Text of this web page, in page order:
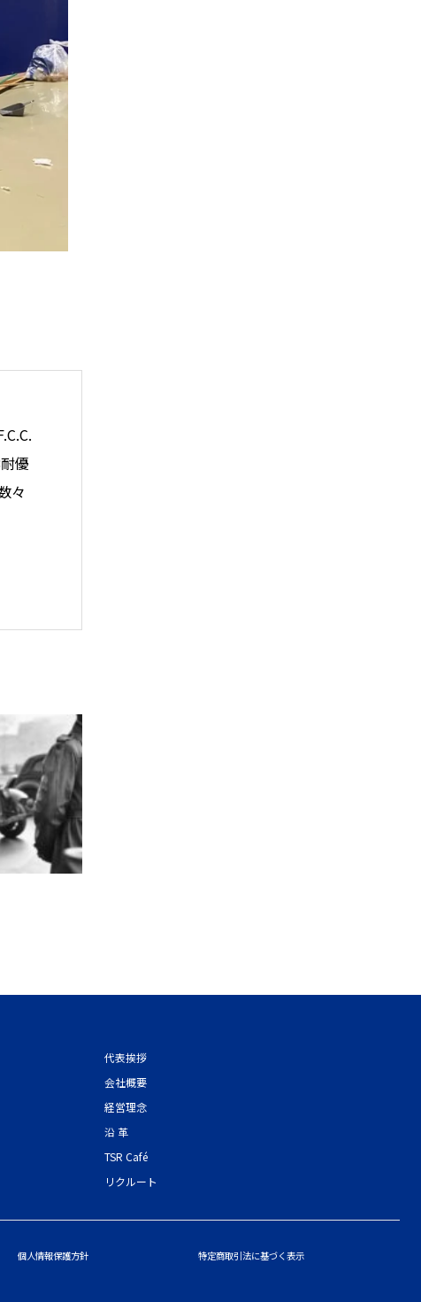
優
々
代表挨拶
会社概要
経営理念
沿 革
TSR Café
リクルート
個人情報保護方針 特定商取引法に基づく表示